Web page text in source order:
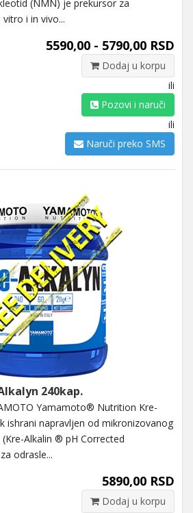
(NMN) je prekursor za
i in vivo...
5590,00 - 5790,00 RSD
Dodaj u korpu
ili
Pozovi i naruči
ili
Naruči preko SMS
240kap.
Yamamoto® Nutrition Kre-
ishrani napravljen od mikronizovanog
Alkalin ® pH Corrected
odrasle...
5890,00 RSD
Dodaj u korpu